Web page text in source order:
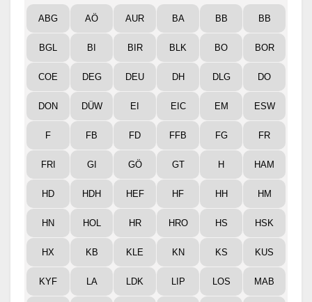
ABG AÖ AUR BA BB BB
BGL BI BIR BLK BO BOR
COE DEG DEU DH DLG DO
DON DÜW EI EIC EM ESW
F FB FD FFB FG FR
FRI GI GÖ GT H HAM
HD HDH HEF HF HH HM
HN HOL HR HRO HS HSK
HX KB KLE KN KS KUS
KYF LA LDK LIP LOS MAB